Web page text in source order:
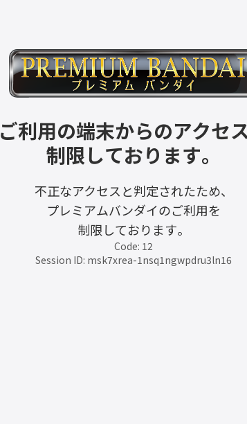
ご利用の端末からのアクセ
制限しております。
不正なアクセスと判定されたため、
プレミアムバンダイのご利用を
制限しております。
Code: 12
Session ID: msk7xrea-1nsq1ngwpdru3ln16